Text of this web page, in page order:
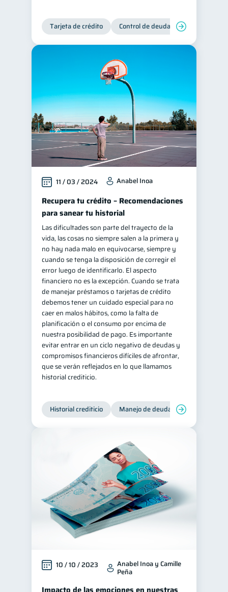
Tarjeta de crédito Control de deudas
11 / 03 / 2024 Anabel Inoa
Recupera tu crédito – Recomendaciones
para sanear tu historial
Las dificultades son parte del trayecto de la
vida, las cosas no siempre salen a la primera y
no hay nada malo en equivocarse, siempre y
cuando se tenga la disposición de corregir el
error luego de identificarlo. El aspecto
financiero no es la excepción. Cuando se trata
de manejar préstamos o tarjetas de crédito
debemos tener un cuidado especial para no
caer en malos hábitos, como la falta de
planificación o el consumo por encima de
nuestra posibilidad de pago. Es importante
evitar entrar en un ciclo negativo de deudas y
compromisos financieros difíciles de afrontar,
que se verán reflejados en lo que llamamos
historial crediticio.
Historial crediticio Manejo de deudas
10 / 10 / 2023 Anabel Inoa y Camille
Peña